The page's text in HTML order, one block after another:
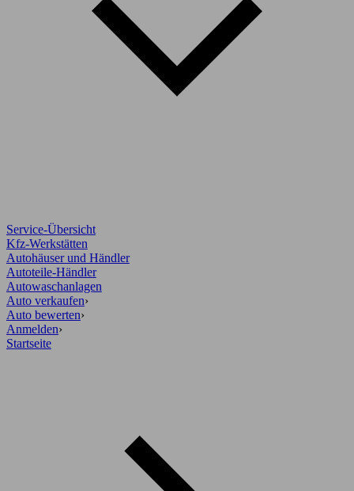
Service-Übersicht
Kfz-Werkstätten
Autohäuser und Händler
Autoteile-Händler
Autowaschanlagen
Auto verkaufen›
Auto bewerten›
Anmelden›
Startseite